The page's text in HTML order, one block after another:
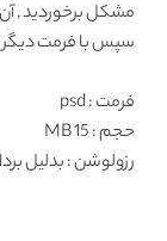
سپس با فرمت
فرمت: psd
حجم : 15 MB
رزولوشن: بدلیل